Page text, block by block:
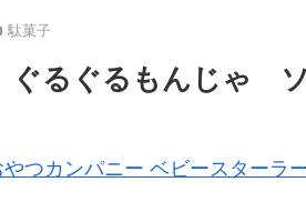
駄菓子
るぐるもんじゃ
やつカンパニー ベビースターラ